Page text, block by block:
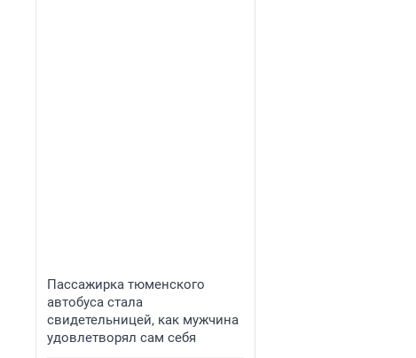
Пассажирка тюменского
автобуса стала
свидетельницей, как мужчина
удовлетворял сам себя